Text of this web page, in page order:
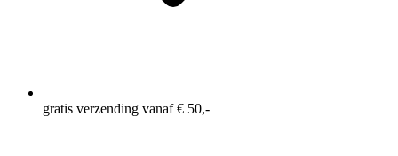
gratis verzending vanaf € 50,-